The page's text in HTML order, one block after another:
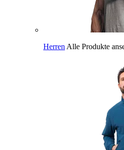
Herren Alle Produkte